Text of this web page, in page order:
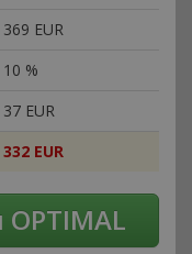
369 EUR
10 %
37 EUR
332 EUR